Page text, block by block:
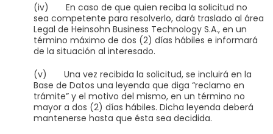
(iv) En caso de que quien reciba la solicitud no
sea competente para resolverlo, dará traslado al área
Legal de Heinsohn Business Technology S.A., en un
término máximo de dos (2) días hábiles e informará
de la situación al interesado.
(v) Una vez recibida la solicitud, se incluirá en la
Base de Datos una leyenda que diga “reclamo en
trámite” y el motivo del mismo, en un término no
mayor a dos (2) días hábiles. Dicha leyenda deberá
mantenerse hasta que ésta sea decidida.